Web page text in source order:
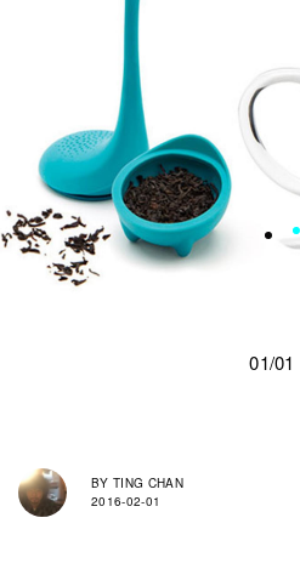
01/01
BY TING CHAN
2016-02-01